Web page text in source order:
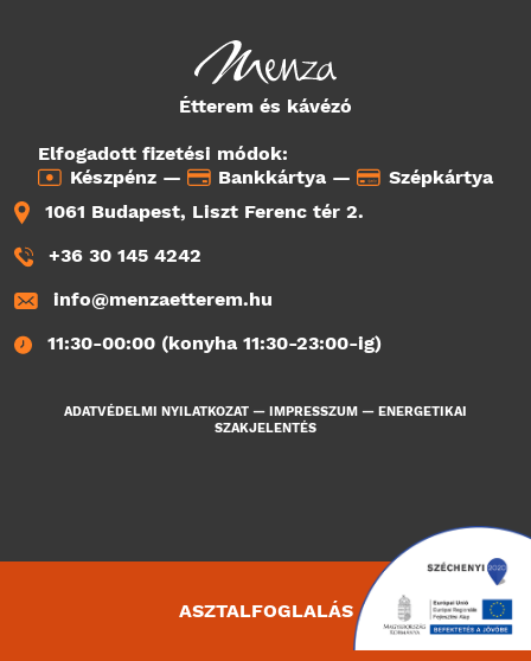
Étterem és kávézó
Elfogadott fizetési módok:
Készpénz —
Bankkártya —
Szépkártya
1061 Budapest, Liszt Ferenc tér 2.
+36 30 145 4242
info@menzaetterem.hu
11:30-00:00 (konyha 11:30-23:00-ig)
ADATVÉDELMI NYILATKOZAT — IMPRESSZUM — ENERGETIKAI
SZAKJELENTÉS
ASZTALFOGLALÁS